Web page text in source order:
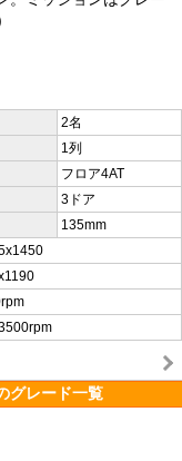
2名
1列
フロア4AT
3ドア
135mm
グレード一覧